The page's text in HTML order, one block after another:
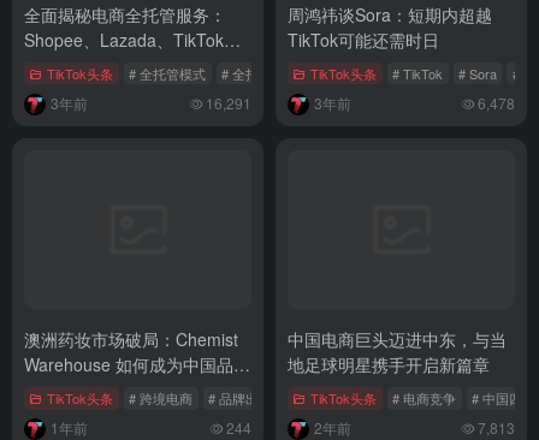
全面揭秘电商全托管服务：
Shopee、Lazada、TikTok
Shop及其他平台全方位对比分
析
TikTok头条 # 全托管模式 # 全托管服务 # 全托管平台分析
3年前 16,291
周鸿祎谈Sora：短期内超越
TikTok可能还需时日
TikTok头条 # TikTok # Sora #
3年前 6,478
澳洲药妆市场破局：Chemist
Warehouse 如何成为中国品牌
出海的「黄金跳板」
TikTok头条 # 跨境电商 # 品牌出海 # 供应链整合
1年前 244
中国电商巨头迈进中东，与当
地足球明星携手开启新篇章
TikTok头条 # 电商竞争 # 中国四小
2年前 7,813